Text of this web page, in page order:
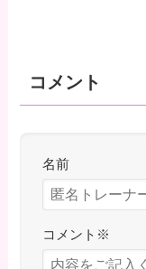
コメント
名前
コメント ※